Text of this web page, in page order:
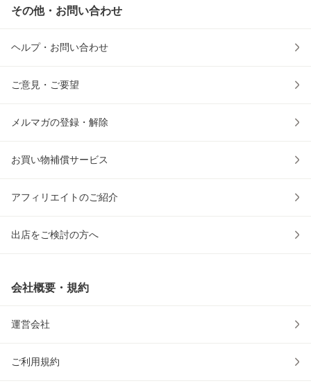
その他・お問い合わせ
ヘルプ・お問い合わせ
ご意見・ご要望
メルマガの登録・解除
お買い物補償サービス
アフィリエイトのご紹介
出店をご検討の方へ
会社概要・規約
運営会社
ご利用規約